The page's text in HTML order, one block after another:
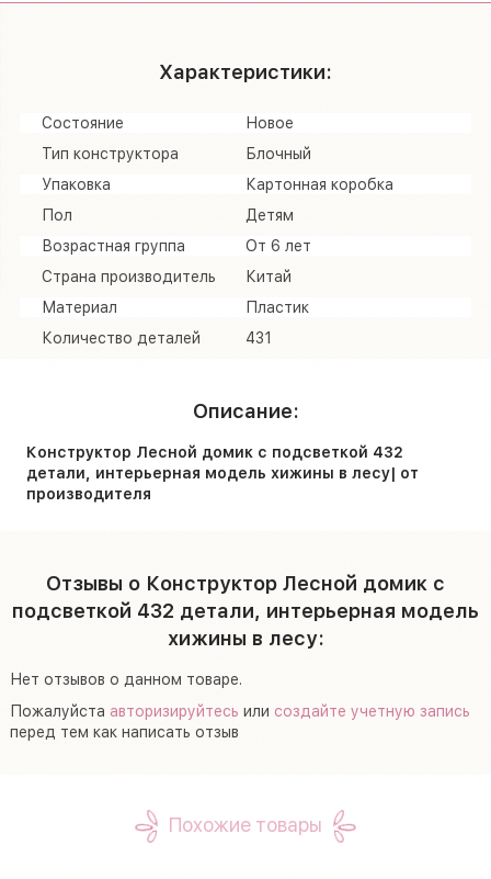
Характеристики:
Состояние
Новое
Тип конструктора
Блочный
Упаковка
Картонная коробка
Пол
Детям
Возрастная группа
От 6 лет
Страна производитель
Китай
Материал
Пластик
Количество деталей
431
Описание:
Конструктор Лесной домик с подсветкой 432
детали, интерьерная модель хижины в лесу| от
производителя
Отзывы о Конструктор Лесной домик с
подсветкой 432 детали, интерьерная модель
хижины в лесу:
Нет отзывов о данном товаре.
Пожалуйста авторизируйтесь или создайте учетную запись
перед тем как написать отзыв
Похожие товары